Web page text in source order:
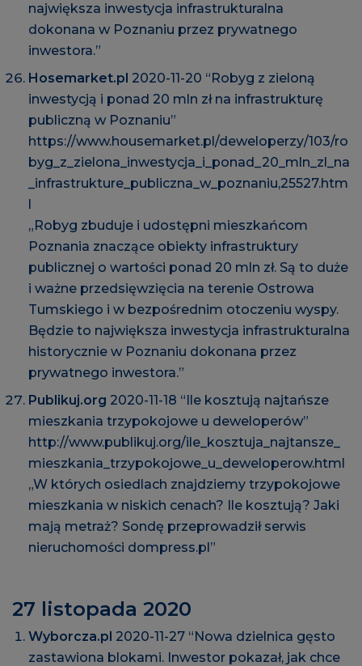
największa inwestycja infrastrukturalna
dokonana w Poznaniu przez prywatnego
inwestora.”
Hosemarket.pl 2020-11-20 “Robyg z zieloną
inwestycją i ponad 20 mln zł na infrastrukturę
publiczną w Poznaniu”
https://www.housemarket.pl/deweloperzy/103/ro
byg_z_zielona_inwestycja_i_ponad_20_mln_zl_na
_infrastrukture_publiczna_w_poznaniu,25527.htm
l
„Robyg zbuduje i udostępni mieszkańcom
Poznania znaczące obiekty infrastruktury
publicznej o wartości ponad 20 mln zł. Są to duże
i ważne przedsięwzięcia na terenie Ostrowa
Tumskiego i w bezpośrednim otoczeniu wyspy.
Będzie to największa inwestycja infrastrukturalna
historycznie w Poznaniu dokonana przez
prywatnego inwestora.”
Publikuj.org 2020-11-18 “Ile kosztują najtańsze
mieszkania trzypokojowe u deweloperów”
http://www.publikuj.org/ile_kosztuja_najtansze_
mieszkania_trzypokojowe_u_deweloperow.html
„W których osiedlach znajdziemy trzypokojowe
mieszkania w niskich cenach? Ile kosztują? Jaki
mają metraż? Sondę przeprowadził serwis
nieruchomości dompress.pl”
27 listopada 2020
Wyborcza.pl 2020-11-27 “Nowa dzielnica gęsto
zastawiona blokami. Inwestor pokazał, jak chce